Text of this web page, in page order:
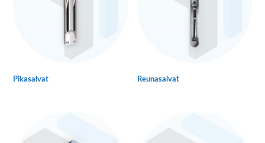
Pikasalvat Reunasalvat